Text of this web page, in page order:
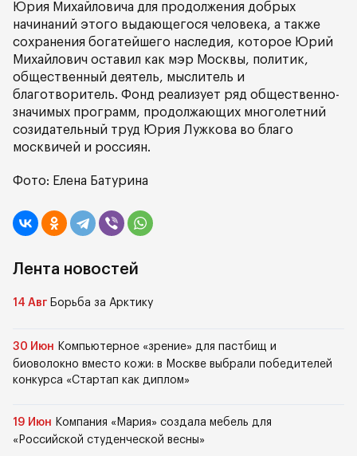
Юрия Михайловича для продолжения добрых
начинаний этого выдающегося человека, а также
сохранения богатейшего наследия, которое Юрий
Михайлович оставил как мэр Москвы, политик,
общественный деятель, мыслитель и
благотворитель. Фонд реализует ряд общественно-
значимых программ, продолжающих многолетний
созидательный труд Юрия Лужкова во благо
москвичей и россиян.
Фото: Елена Батурина
Лента новостей
14 Авг Борьба за Арктику
30 Июн Компьютерное «зрение» для пастбищ и
биоволокно вместо кожи: в Москве выбрали победителей
конкурса «Стартап как диплом»
19 Июн Компания «Мария» создала мебель для
«Российской студенческой весны»